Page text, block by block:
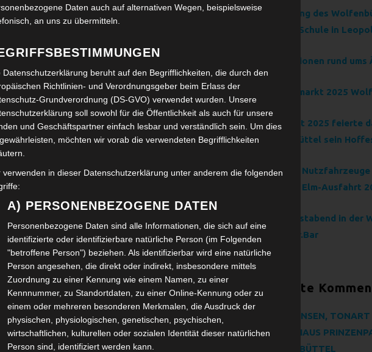
,SONNENUHR, WOLFENBÜTTEL
Benennung des
Samson-Schule in
Informationen rund
Adventsmarkt 2025
Im August 2025 feierte
Wolfenbüttel sein
Oldtimer Nutzfahrzeuge
BÜSSING Elm-Ausfahrt
Kleinkunstabend in der
Veränder.Bar
Neueste
JÖRG BANSEN, TONART
KULTURHAUS
WOLFENBÜTTEL
Daten auch auf alternativen Wegen, beispielsweise
an uns zu übermitteln.
Datenschutzerklärung beruht auf den Begrifflichkeiten, die durch den
Richtlinien- und Verordnungsgeber beim Erlass der
Grundverordnung (DS-GVO) verwendet wurden. Unsere
soll sowohl für die Öffentlichkeit als auch für unsere
und Geschäftspartner einfach lesbar und verständlich sein. Um dies
möchten wir vorab die verwendeten Begrifflichkeiten
verwenden in dieser Datenschutzerklärung unter anderem die folgenden
A) PERSONENBEZOGENE DATEN
Personenbezogene Daten sind alle Informationen, die sich auf eine
identifizierte oder identifizierbare natürliche Person (im Folgenden
"betroffene Person") beziehen. Als identifizierbar wird eine natürliche
Person angesehen, die direkt oder indirekt, insbesondere mittels
Zuordnung zu einer Kennung wie einem Namen, zu einer
Kennnummer, zu Standortdaten, zu einer Online-Kennung oder zu
einem oder mehreren besonderen Merkmalen, die Ausdruck der
physischen, physiologischen, genetischen, psychischen,
wirtschaftlichen, kulturellen oder sozialen Identität dieser natürlichen
Person sind, identifiziert werden kann.